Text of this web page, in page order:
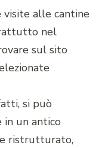
alle cantine
nel
sul sito
si può
un antico
ristrutturato,